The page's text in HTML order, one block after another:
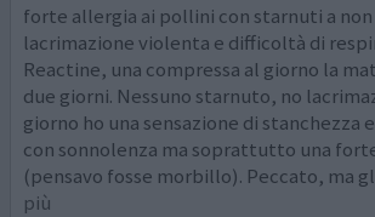
forte allergia ai pollini con starnuti a
lacrimazione violenta e difficoltà di
Reactine, una compressa al giorno la
due giorni. Nessuno starnuto, no
giorno ho una sensazione di stanchezza
con sonnolenza ma soprattutto una
(pensavo fosse morbillo). Peccato, ma
più